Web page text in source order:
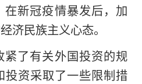
新冠疫情暴发后，加
济民族主义心态。
紧了有关外国投资的规
投资采取了一些限制措